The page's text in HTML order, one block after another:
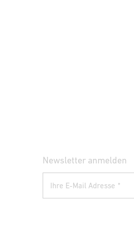
Newsletter anmelden
Ihre E-Mail Adresse